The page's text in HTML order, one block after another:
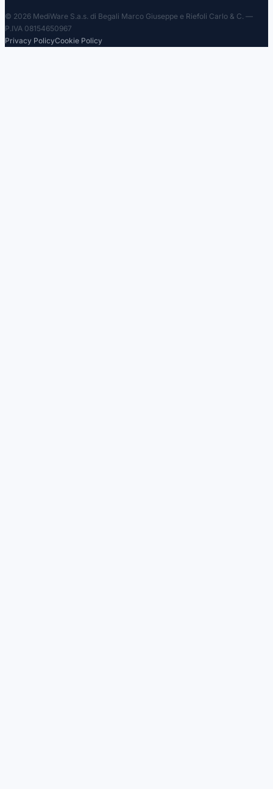
© 2026 MediWare S.a.s. di Begali Marco Giuseppe e Riefoli Carlo & C. —
P.IVA 08154650967
Privacy PolicyCookie Policy